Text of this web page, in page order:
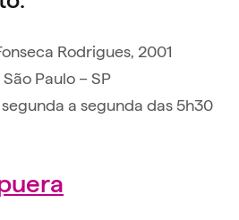
Rodrigues, 2001
Paulo – SP
a segunda das 5h30